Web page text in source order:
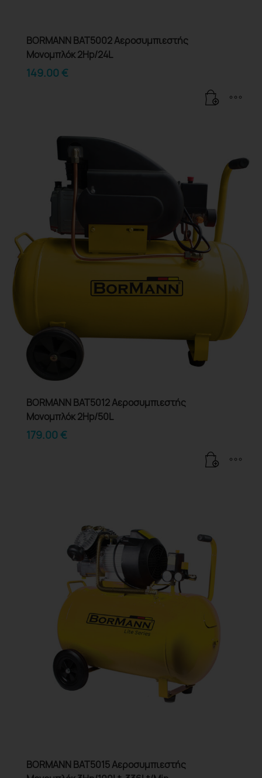
BORMANN BAT5002 Αεροσυμπιεστής
Μονομπλόκ 2Hp/24L
149.00€
BORMANN BAT5012 Αεροσυμπιεστής
Μονομπλόκ 2Hp/50L
179.00€
BORMANN BAT5015 Αεροσυμπιεστής